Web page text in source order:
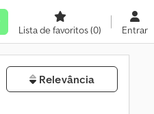
Lista de favoritos(0) Entrar
Relevância